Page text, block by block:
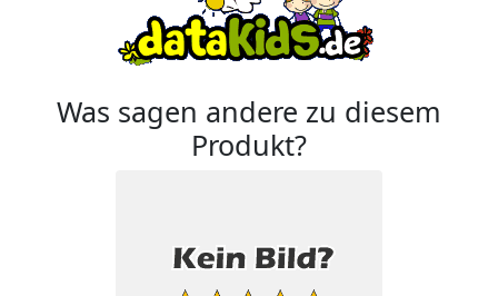
Was sagen andere zu diesem
Produkt?